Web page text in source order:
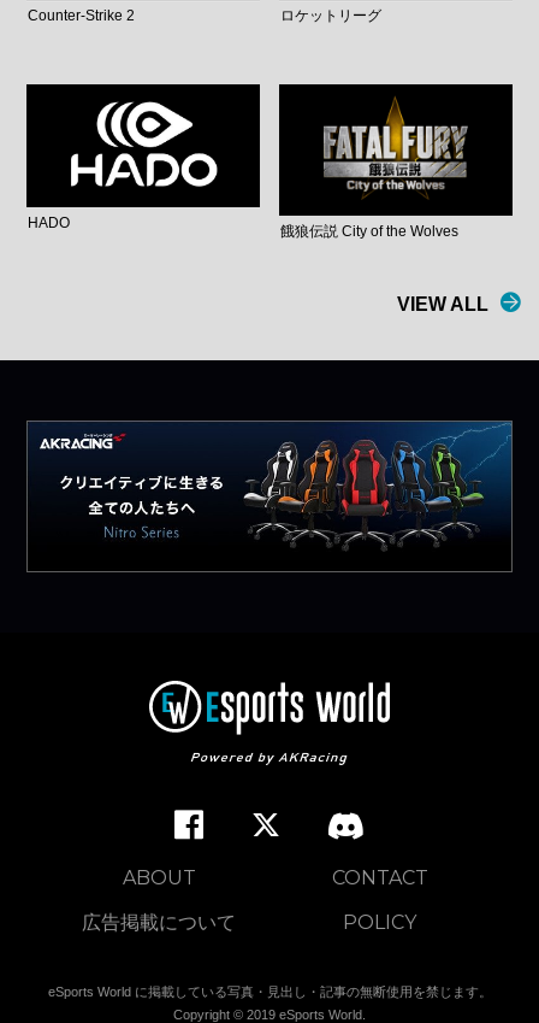
Counter-Strike 2 ロケットリーグ
HADO
餓狼伝説 City of the Wolves
VIEW ALL
ABOUT
CONTACT
広告掲載について
POLICY
eSports World に掲載している写真・見出し・記事の無断使用を禁じます。
Copyright © 2019 eSports World.